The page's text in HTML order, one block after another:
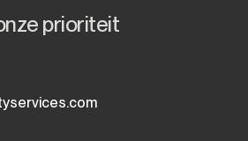
prioriteit